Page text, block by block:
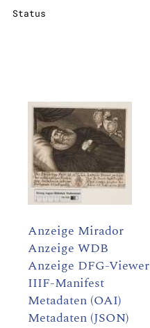
Status
Anzeige Mirador
Anzeige WDB
Anzeige DFG-Viewer
IIIF-Manifest
Metadaten (OAI)
Metadaten (JSON)